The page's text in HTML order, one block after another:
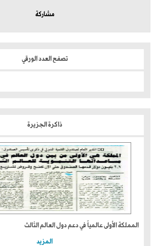
مشاركة
تصفح العدد الورقي
ذاكرة الجزيرة
المملكة الأولى عالمياً في دعم دول العالم الثالث
المزيد